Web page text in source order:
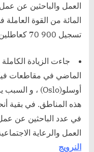
المائة من القوة العاملة
تسجيل 900 70 كعاطلين جزئيًا.
جاءت الزيادة
هذه المناطق. في بقية
في عدد الباحثين عن
العمل والرعاية
النرويج